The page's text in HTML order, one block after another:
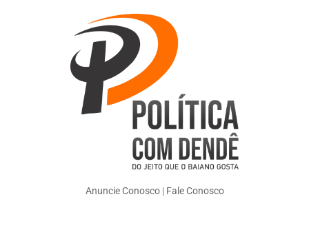
Anuncie Conosco| Fale Conosco